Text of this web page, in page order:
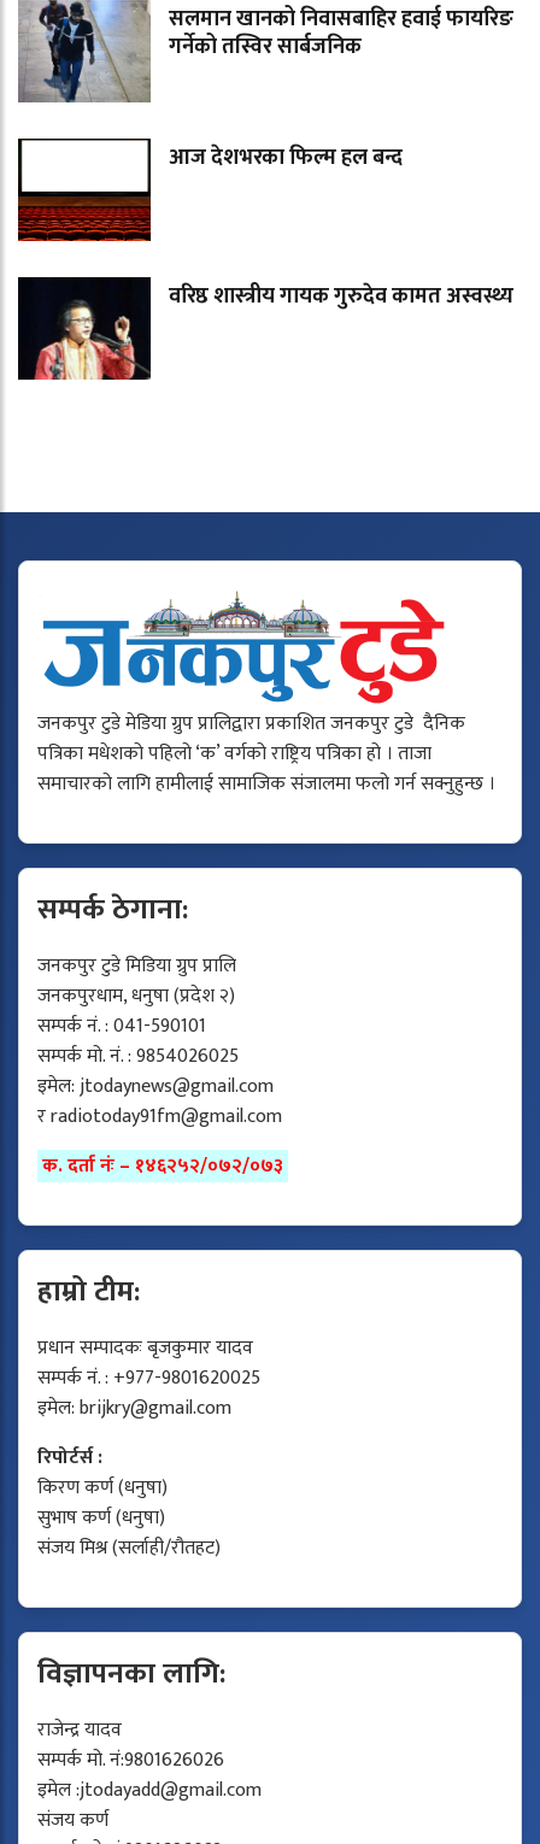
सलमान खानको निवासबाहिर हवाई फायरिङ
गर्नेको तस्विर सार्बजनिक
आज देशभरका फिल्म हल बन्द
वरिष्ठ शास्त्रीय गायक गुरुदेव कामत अस्वस्थ्य
जनकपुर टुडे मेडिया ग्रुप प्रालिद्वारा प्रकाशित जनकपुर टुडे दैनिक
पत्रिका मधेशको पहिलो ‘क’ वर्गको राष्ट्रिय पत्रिका हो । ताजा
समाचारको लागि हामीलाई सामाजिक संजालमा फलो गर्न सक्नुहुन्छ ।
सम्पर्क ठेगाना:
जनकपुर टुडे मिडिया ग्रुप प्रालि
जनकपुरधाम, धनुषा (प्रदेश २)
सम्पर्क नं. : 041-590101
सम्पर्क मो. नं. : 9854026025
इमेल:jtodaynews@gmail.com
रradiotoday91fm@gmail.com
क. दर्ता नंः – १४६२५२/०७२/०७३
हाम्रो टीम:
प्रधान सम्पादकः बृजकुमार यादव
सम्पर्क नं. : +977-9801620025
इमेल:brijkry@gmail.com
रिपोर्टर्स :
किरण कर्ण (धनुषा)
सुभाष कर्ण (धनुषा)
संजय मिश्र (सर्लाही/रौतहट)
विज्ञापनका लागि:
राजेन्द्र यादव
सम्पर्क मो. नं:9801626026
इमेल :jtodayadd@gmail.com
संजय कर्ण